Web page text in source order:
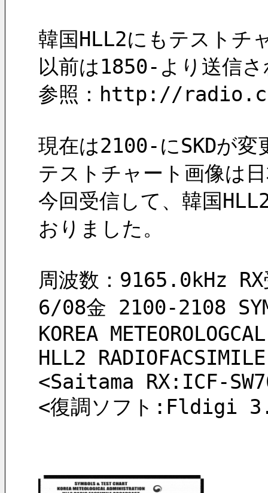
韓国HLL2にもテストチ
以前は1850-より送信
参照：http://
現在は2100-にSKDが変
テストチャート画像は
今回受信して、韓国
おりました。
周波数：9165.0kHz
6/08金 2100-2108
KOREA
HLL2 RADIOFACSIMILE
<Saitama RX:ICF-
<復調ソフト:Fldigi